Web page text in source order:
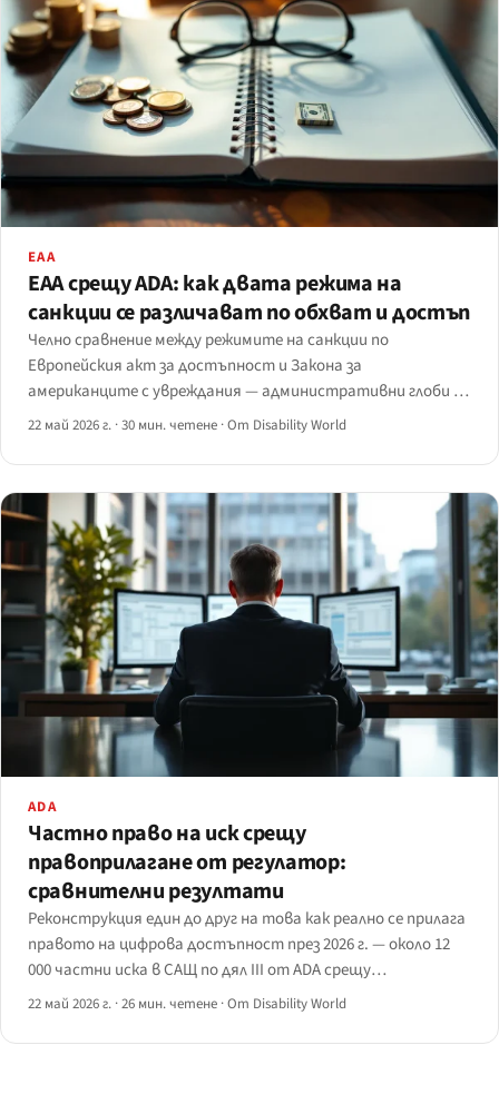
EAA
EAA срещу ADA: как двата режима на
санкции се различават по обхват и достъп
Челно сравнение между режимите на санкции по
Европейския акт за достъпност и Закона за
американците с увреждания — административни глоби на
ниво държава членка от €5 000 до €1 милион спрямо
нарушение плюс разпореждания и хонорари.
22 май 2026 г. ·30 мин. четене ·От Disability World
ADA
Частно право на иск срещу
правоприлагане от регулатор:
сравнителни резултати
Реконструкция един до друг на това как реално се прилага
правото на цифрова достъпност през 2026 г. — около 12
000 частни иска в САЩ по дял III от ADA срещу
няколкостотин действия, водени от регулатор, в ЕС и
22 май 2026 г. ·26 мин. четене ·От Disability World